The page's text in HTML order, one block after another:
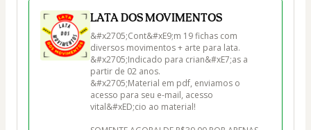
LATA DOS MOVIMENTOS
&#x2705;Cont&#xE9;m 19 fichas com
diversos movimentos + arte para lata.
&#x2705;Indicado para crian&#xE7;as a
partir de 02 anos.
&#x2705;Material em pdf, enviamos o
acesso para seu e-mail, acesso
vital&#xED;cio ao material!